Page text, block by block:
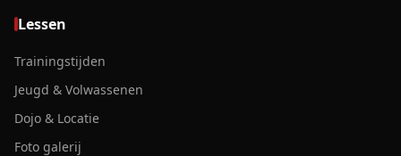
Lessen
Trainingstijden
Jeugd & Volwassenen
Dojo & Locatie
Foto galerij